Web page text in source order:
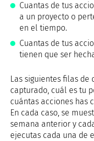
Cuantas de tus
a un proyecto o
en el tiempo.
Cuantas de tus
tienen que ser
Las siguientes filas de
capturado, cuál es tu
cuántas acciones has
En cada caso, se
semana anterior y
ejecutas cada una de